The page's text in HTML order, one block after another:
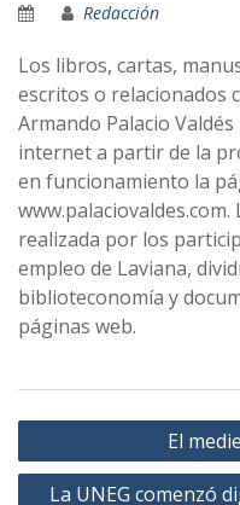
Redacción
Los libros, cartas,
escritos o relacionados
Armando Palacio
internet a partir de la
en funcionamiento la
realizada por los
empleo de Laviana,
biblioteconomí­a y
páginas web.
Navegación
de
entradas
El
La UNEG comenzó